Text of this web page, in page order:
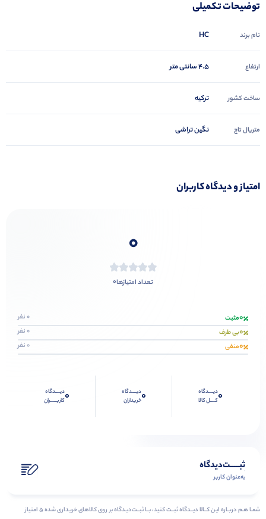
توضیحات تکمیلی
نام برند HC
ارتفاع 4.5 سانتی متر
ساخت کشور ترکیه
متریال تاج نگین تراشی
امتیاز و دیدگاه کاربران
0
تعداد امتیازها0
0مثبت 0 نفر
0بی طرف 0 نفر
0منفی 0 نفر
0دیــــدگاه
کــــل کالا
0دیــــدگاه
خریداران
0دیــــدگاه
کاربـــــران
ثبـــــت‌دیدگاه
به‌عنوان کاربر
شمـا هـم دربـاره ایـن کــالا دیــدگاه ثبــت کنید، بــا ثبــت‌دیـدگاه بر روی کالاهای خریداری شده ۵ امتیاز